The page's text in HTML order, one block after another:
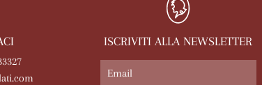
ISCRIVITI ALLA NEWSLETTER